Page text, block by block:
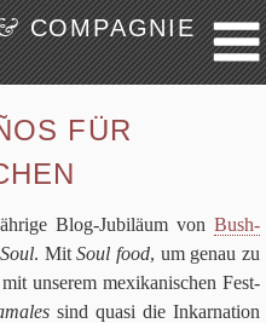
COMPAGNIE
FÜR
Blog-Jubi­läum von Bush­
Soul. MitSoul food, um genau zu
unse­rem mexi­ka­ni­schen Fest­
sind quasi die Inkar­na­tion